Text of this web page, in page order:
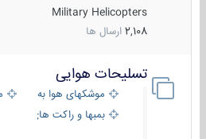
Military Helicopters
2,108 ارسال ها
تسلیحات هوایی
موشکهای هوا به هوا
بمبها و راکت های هوایی